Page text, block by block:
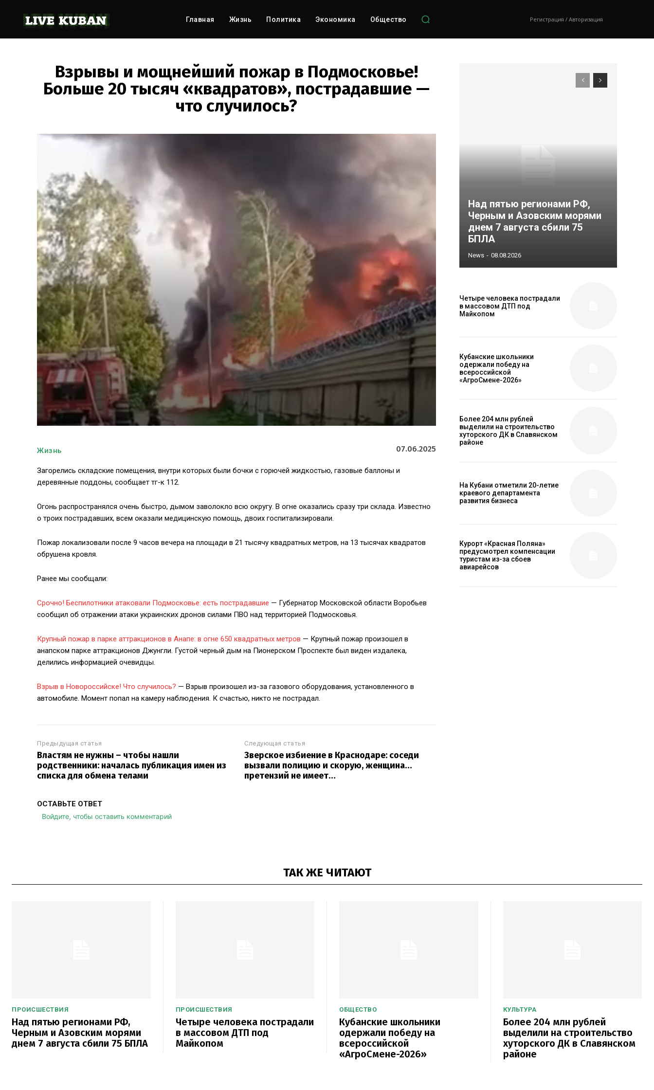
Главная Жизнь Политика Экономика Общество Регистрация / Авторизация
Взрывы и мощнейший пожар в Подмосковье!
Больше 20 тысяч «квадратов», пострадавшие —
что случилось?
Жизнь 07.06.2025
Загорелись складские помещения, внутри которых были бочки с горючей жидкостью, газовые баллоны и
деревянные поддоны, сообщает тг-к 112.
Огонь распространялся очень быстро, дымом заволокло всю округу. В огне оказались сразу три склада. Известно
о троих пострадавших, всем оказали медицинскую помощь, двоих госпитализировали.
Пожар локализовали после 9 часов вечера на площади в 21 тысячу квадратных метров, на 13 тысячах квадратов
обрушена кровля.
Ранее мы сообщали:
Срочно! Беспилотники атаковали Подмосковье: есть пострадавшие — Губернатор Московской области Воробьев
сообщил об отражении атаки украинских дронов силами ПВО над территорией Подмосковья.
Крупный пожар в парке аттракционов в Анапе: в огне 650 квадратных метров — Крупный пожар произошел в
анапском парке аттракционов Джунгли. Густой черный дым на Пионерском Проспекте был виден издалека,
делились информацией очевидцы.
Взрыв в Новороссийске! Что случилось? — Взрыв произошел из-за газового оборудования, установленного в
автомобиле. Момент попал на камеру наблюдения. К счастью, никто не пострадал.
Предыдущая статья
Властям не нужны – чтобы нашли
родственники: началась публикация имен из
списка для обмена телами
Следующая статья
Зверское избиение в Краснодаре: соседи
вызвали полицию и скорую, женщина…
претензий не имеет…
ОСТАВЬТЕ ОТВЕТ
Войдите, чтобы оставить комментарий
Над пятью регионами РФ,
Черным и Азовским морями
днем 7 августа сбили 75
БПЛА
News - 08.08.2026
Четыре человека пострадали
в массовом ДТП под
Майкопом
Кубанские школьники
одержали победу на
всероссийской
«АгроСмене-2026»
Более 204 млн рублей
выделили на строительство
хуторского ДК в Славянском
районе
На Кубани отметили 20-летие
краевого департамента
развития бизнеса
Курорт «Красная Поляна»
предусмотрел компенсации
туристам из-за сбоев
авиарейсов
ТАК ЖЕ ЧИТАЮТ
ПРОИСШЕСТВИЯ
Над пятью регионами РФ,
Черным и Азовским морями
днем 7 августа сбили 75 БПЛА
ПРОИСШЕСТВИЯ
Четыре человека пострадали
в массовом ДТП под
Майкопом
ОБЩЕСТВО
Кубанские школьники
одержали победу на
всероссийской
«АгроСмене-2026»
КУЛЬТУРА
Более 204 млн рублей
выделили на строительство
хуторского ДК в Славянском
районе